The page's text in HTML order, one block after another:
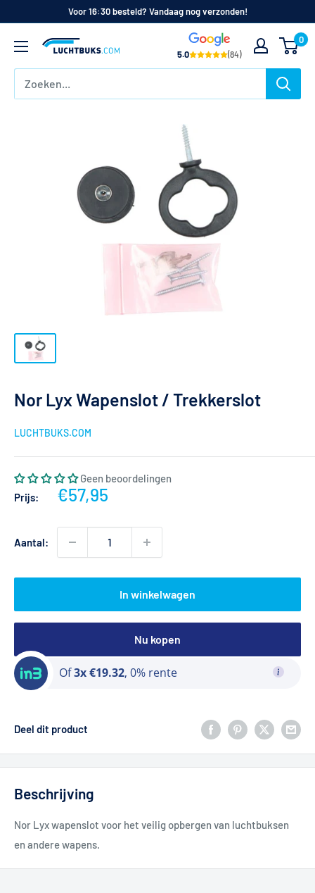
inhoud
Voor 16:30 besteld? Vandaag nog verzonden!
Luchtbuks.com
5.0 (84)
0
Nor Lyx Wapenslot / Trekkerslot
LUCHTBUKS.COM
Geen beoordelingen
Prijs:
Actieprijs
€57,95
Aantal:
In winkelwagen
Nu kopen
Of3x €19.32, 0% rente
Deel dit product
Beschrijving
Nor Lyx wapenslot voor het veilig opbergen van luchtbuksen
en andere wapens.